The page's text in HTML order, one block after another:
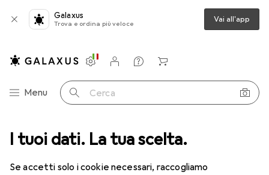
I tuoi dati. La tua scelta.
Se accetti solo i cookie necessari, raccogliamo
Galaxus
Trova e ordina più veloce Vai all'app
Categoria Navigazione
Menu Cerca
Impostazioni
Conto cliente
Liste di confronto
Liste dei desideri
Carrello
Lenti a contatto Air Optix più HydraGlyde per l'astigmatismo